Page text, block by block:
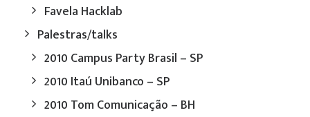
Favela Hacklab
Palestras/talks
2010 Campus Party Brasil – SP
2010 Itaú Unibanco – SP
2010 Tom Comunicação – BH